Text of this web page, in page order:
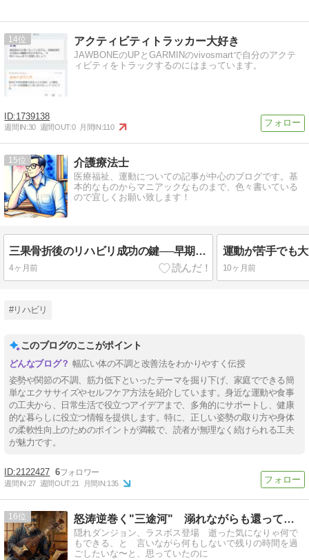
14 アクティビティトラッカー大好き
JAWBONEのUPとGARMINのvivosmartで自分のアクテ
ィビティをトラックするのにはまっています。
1739138
週間IN:30 週間OUT:0 月間IN:110
15 介護療法士
医療福祉、運動についての記事が中心のブログです。基
本的なものからマニアックなものまで、色々書いている
ので宜しくお願い致します！
三果骨折後のリハビリ成功の鍵──早期回復のためのポイント徹底ガイド
4ヶ月前 10ヶ月前
#リハビリ
このブログのここがポイント
幅広い体の不調と改善法をわかりやすく伝授
姿勢や関節の不調、筋力低下といったテーマを掘り下げ、家庭でできる簡
単なエクササイズやセルフケア方法を紹介しています。身近な運動や食事
の工夫から、日常生活で役立つアイデアまで、多角的にサポートし、健康
的な暮らしに役立つ情報を提供します。特に、正しい姿勢の取り方や身体
の柔軟性向上のためのポイントが満載で、読者が無理なく続けられる工夫
が魅力です。
2122427 6
週間IN:27 週間OUT:21 月間IN:135
16 怒涛逆巻く"三途河" 溺れながらも還ってきた〜 ・・・ら
隠れダンジョン、ラスボス登場 逝った気になりゃ何で
もできる、と 言いながら何もしないで残りの時間を過
ごしたいな〜と、思っていたのに